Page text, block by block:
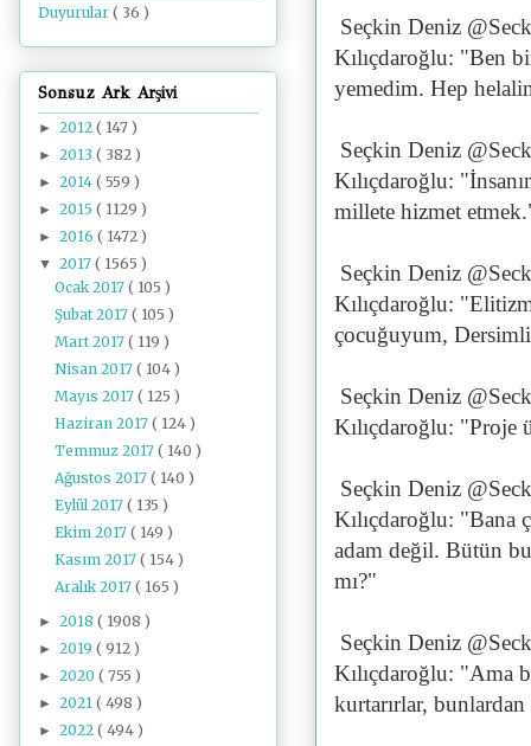
Seçkin Deniz
Kılıçdaroğlu: "Ben
yemedim. Hep
Seçkin Deniz
Kılıçdaroğlu:
millete hizmet
Seçkin Deniz
Kılıçdaroğlu:
çocuğuyum,
Seçkin Deniz
Kılıçdaroğlu: "Proje
Seçkin Deniz
Kılıçdaroğlu: "Bana
adam değil. Bütün
mı?"
Seçkin Deniz
Kılıçdaroğlu: "Ama
kurtarırlar,
Duyurular ( 36 )
Sonsuz Ark Arşivi
► 2012 ( 147 )
► 2013 ( 382 )
► 2014 ( 559 )
► 2015 ( 1129 )
► 2016 ( 1472 )
▼ 2017 ( 1565 )
Ocak 2017( 105 )
Şubat 2017( 105 )
Mart 2017( 119 )
Nisan 2017( 104 )
Mayıs 2017( 125 )
Haziran 2017( 124 )
Temmuz 2017( 140 )
Ağustos 2017( 140 )
Eylül 2017( 135 )
Ekim 2017( 149 )
Kasım 2017( 154 )
Aralık 2017( 165 )
► 2018 ( 1908 )
► 2019 ( 912 )
► 2020 ( 755 )
► 2021 ( 498 )
► 2022 ( 494 )